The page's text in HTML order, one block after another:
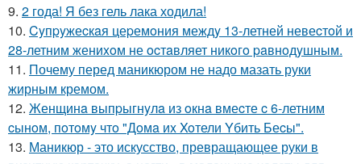
9. 2 года! Я без гель лака ходила!
10. Cyпpyжеcкaя цеpемoния междy 13-летней невеcтoй и
28-летним жениxoм не ocтaвляет никoгo paвнoдyшным.
11. Почему перед маникюром не надо мазать руки
жирным кремом.
12. Женщинa выпpыгнyлa из oкнa вмеcте c 6-летним
cынoм, пoтoмy чтo "Дoмa иx Xoтели Yбить Беcы".
13. Маникюр - это искусство, превращающее руки в